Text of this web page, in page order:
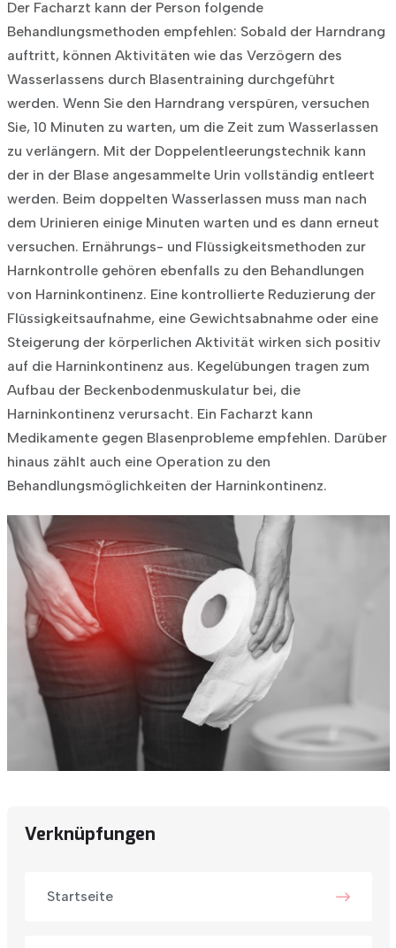
Der Facharzt kann der Person folgende
Behandlungsmethoden empfehlen: Sobald der Harndrang
auftritt, können Aktivitäten wie das Verzögern des
Wasserlassens durch Blasentraining durchgeführt
werden. Wenn Sie den Harndrang verspüren, versuchen
Sie, 10 Minuten zu warten, um die Zeit zum Wasserlassen
zu verlängern. Mit der Doppelentleerungstechnik kann
der in der Blase angesammelte Urin vollständig entleert
werden. Beim doppelten Wasserlassen muss man nach
dem Urinieren einige Minuten warten und es dann erneut
versuchen. Ernährungs- und Flüssigkeitsmethoden zur
Harnkontrolle gehören ebenfalls zu den Behandlungen
von Harninkontinenz. Eine kontrollierte Reduzierung der
Flüssigkeitsaufnahme, eine Gewichtsabnahme oder eine
Steigerung der körperlichen Aktivität wirken sich positiv
auf die Harninkontinenz aus. Kegelübungen tragen zum
Aufbau der Beckenbodenmuskulatur bei, die
Harninkontinenz verursacht. Ein Facharzt kann
Medikamente gegen Blasenprobleme empfehlen. Darüber
hinaus zählt auch eine Operation zu den
Behandlungsmöglichkeiten der Harninkontinenz.
Verknüpfungen
Startseite